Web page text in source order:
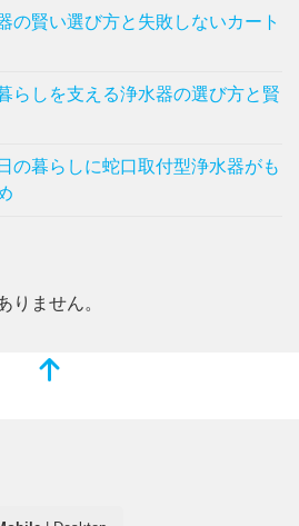
の賢い選び方と失敗しないカート
らしを支える浄水器の選び方と賢
の暮らしに蛇口取付型浄水器がも
りません。